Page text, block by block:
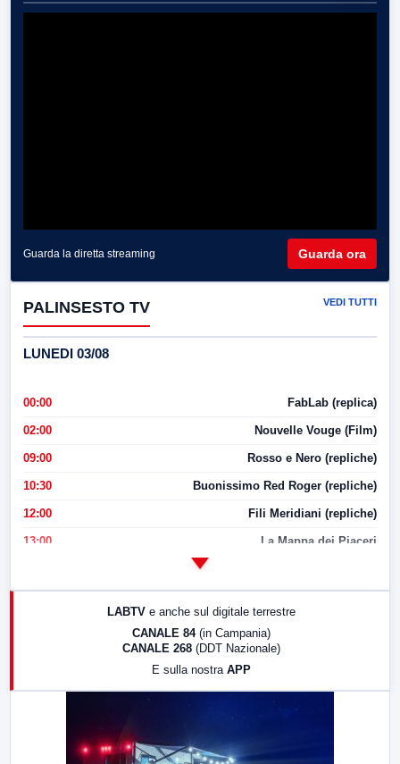
Guarda la diretta streaming Guarda ora
PALINSESTO TV VEDI TUTTI
LUNEDI 03/08
00:00 FabLab (replica)
02:00 Nouvelle Vouge (Film)
09:00 Rosso e Nero (repliche)
10:30 Buonissimo Red Roger (repliche)
12:00 Fili Meridiani (repliche)
13:00 La Mappa dei Piaceri
LABTV e anche sul digitale terrestre
CANALE 84 (in Campania)
CANALE 268 (DDT Nazionale)
E sulla nostra APP